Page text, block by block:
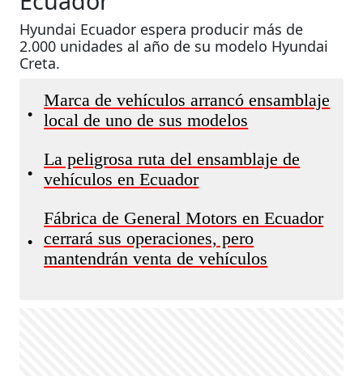
Hyundai Ecuador espera producir más de
2.000 unidades al año de su modelo Hyundai
Creta.
•
Marca de vehículos arrancó ensamblaje
local de uno de sus modelos
•
La peligrosa ruta del ensamblaje de
vehículos en Ecuador
•
Fábrica de General Motors en Ecuador
cerrará sus operaciones, pero
mantendrán venta de vehículos